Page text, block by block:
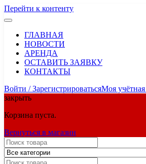
Перейти к контенту
ГЛАВНАЯ
НОВОСТИ
АРЕНДА
ОСТАВИТЬ ЗАЯВКУ
КОНТАКТЫ
Войти / ЗарегистрироватьсяМоя учётная
закрыть
Корзина пуста.
Вернуться в магазин